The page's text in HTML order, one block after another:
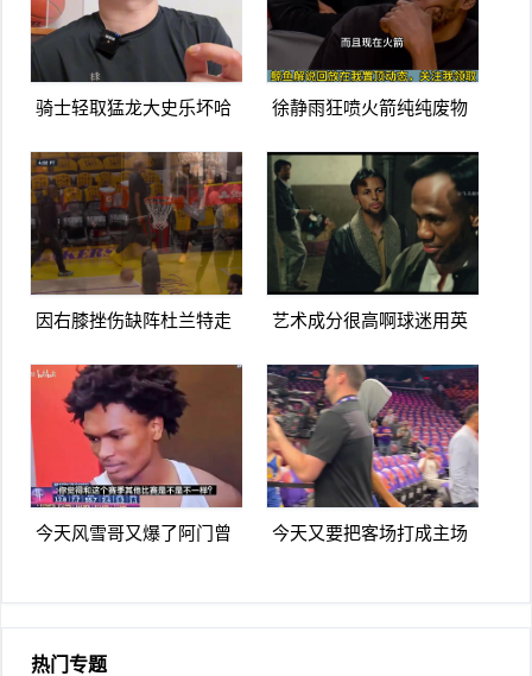
骑士轻取猛龙大史乐坏哈
可成啊
徐静雨狂喷火箭纯纯废物
打坑惨球队
因右膝挫伤缺阵杜兰特走
一拐
艺术成分很高啊球迷用英
季后赛
今天风雪哥又爆了阿门曾
非我来防
今天又要把客场打成主场
烈欢迎
热门专题